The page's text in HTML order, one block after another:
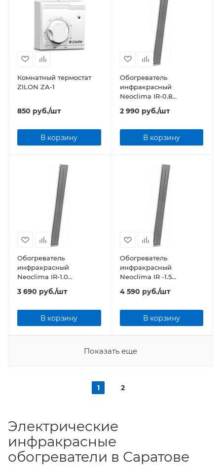
Комнатный термостат
ZILON ZA-1
850 руб./шт
В корзину
Обогреватель
инфракрасный
Neoclima IR-0.8
(ПОЛИМЕРНОЕ
ПОКРЫТИЕ)
2 990 руб./шт
В корзину
Обогреватель
инфракрасный
Neoclima IR-1.0
(ПОЛИМЕРНОЕ
ПОКРЫТИЕ)
3 690 руб./шт
В корзину
Обогреватель
инфракрасный
Neoclima IR -1.5
(ПОЛИМЕРНОЕ
ПОКРЫТИЕ)
4 590 руб./шт
В корзину
Показать еще
1 2
Электрические
инфракрасные
обогреватели в Саратове